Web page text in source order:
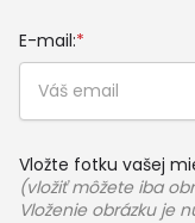
E-mail:*
Vložte fotku vašej
(vložiť môžete iba
Vloženie obrázku je